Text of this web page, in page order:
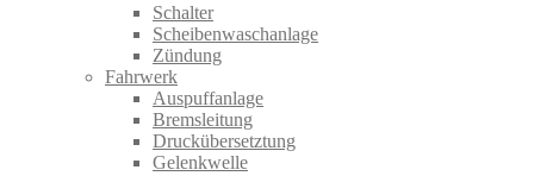
Schalter
Scheibenwaschanlage
Zündung
Fahrwerk
Auspuffanlage
Bremsleitung
Druckübersetztung
Gelenkwelle